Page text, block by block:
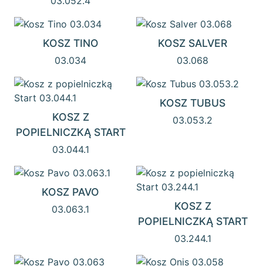
KOSZ TINO
03.034
KOSZ SALVER
03.068
KOSZ Z
POPIELNICZKĄ START
03.044.1
KOSZ TUBUS
03.053.2
KOSZ PAVO
03.063.1
KOSZ Z
POPIELNICZKĄ START
03.244.1